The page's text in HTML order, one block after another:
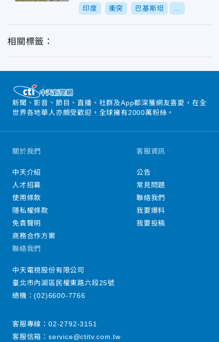
印度 衝突 巴基斯坦
相關標籤：
新聞、影音、節目、直播、社群及App都深獲網友喜愛，在全
世界各地華人亦頗受歡迎，全球擁有2000萬粉絲。
關於我們
中天介紹
人才招募
使用條款
隱私權條款
免責聲明
商務合作方案
客服資訊
公告
常見問題
聯絡我們
我要爆料
我要投稿
聯絡我們
中天電視股份有限公司
臺北市內湖區民權東路六段25號
總機：(02)6600-7766
客服專線： 02-2792-3151
客服信箱： service@ctitv.com.tw